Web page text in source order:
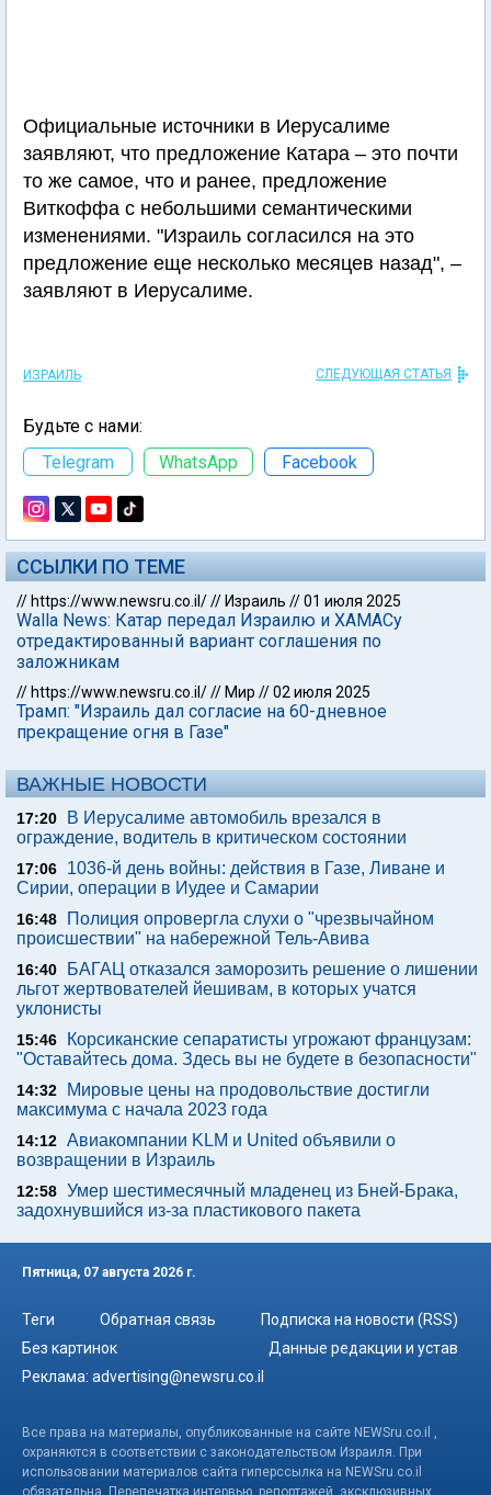
Официальные источники в Иерусалиме
заявляют, что предложение Катара – это почти
то же самое, что и ранее, предложение
Виткоффа с небольшими семантическими
изменениями. "Израиль согласился на это
предложение еще несколько месяцев назад", –
заявляют в Иерусалиме.
ИЗРАИЛЬ СЛЕДУЮЩАЯ СТАТЬЯ
Будьте с нами:
Telegram
WhatsApp Facebook
ССЫЛКИ ПО ТЕМЕ
// https://www.newsru.co.il/// Израиль //01 июля 2025
Walla News: Катар передал Израилю и ХАМАСу
отредактированный вариант соглашения по
заложникам
// https://www.newsru.co.il/// Мир //02 июля 2025
Трамп: "Израиль дал согласие на 60-дневное
прекращение огня в Газе"
ВАЖНЫЕ НОВОСТИ
17:20
В Иерусалиме автомобиль врезался в
ограждение, водитель в критическом состоянии
17:06
1036-й день войны: действия в Газе, Ливане и
Сирии, операции в Иудее и Самарии
16:48
Полиция опровергла слухи о "чрезвычайном
происшествии" на набережной Тель-Авива
16:40
БАГАЦ отказался заморозить решение о лишении
льгот жертвователей йешивам, в которых учатся
уклонисты
15:46
Корсиканские сепаратисты угрожают французам:
"Оставайтесь дома. Здесь вы не будете в безопасности"
14:32
Мировые цены на продовольствие достигли
максимума с начала 2023 года
14:12 Авиакомпании KLM и United объявили о
возвращении в Израиль
12:58 Умер шестимесячный младенец из Бней-Брака,
задохнувшийся из-за пластикового пакета
Пятница, 07 августа 2026 г.
Теги Обратная связь
Подписка на новости (RSS)
Без картинок
Данные редакции и устав
Реклама: advertising@newsru.co.il
Все права на материалы, опубликованные на сайте NEWSru.co.il ,
охраняются в соответствии с законодательством Израиля. При
использовании материалов сайта гиперссылка на NEWSru.co.il
обязательна. Перепечатка интервью, репортажей, эксклюзивных